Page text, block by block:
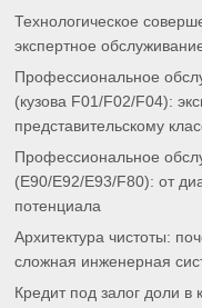
Технологическое
экспертное
Профессиональное
(кузова F01/F02/F04):
представительскому
Профессиональное
(E90/E92/E93/F80): от
потенциала
Архитектура чистоты:
сложная инженерная
Кредит под залог доли в